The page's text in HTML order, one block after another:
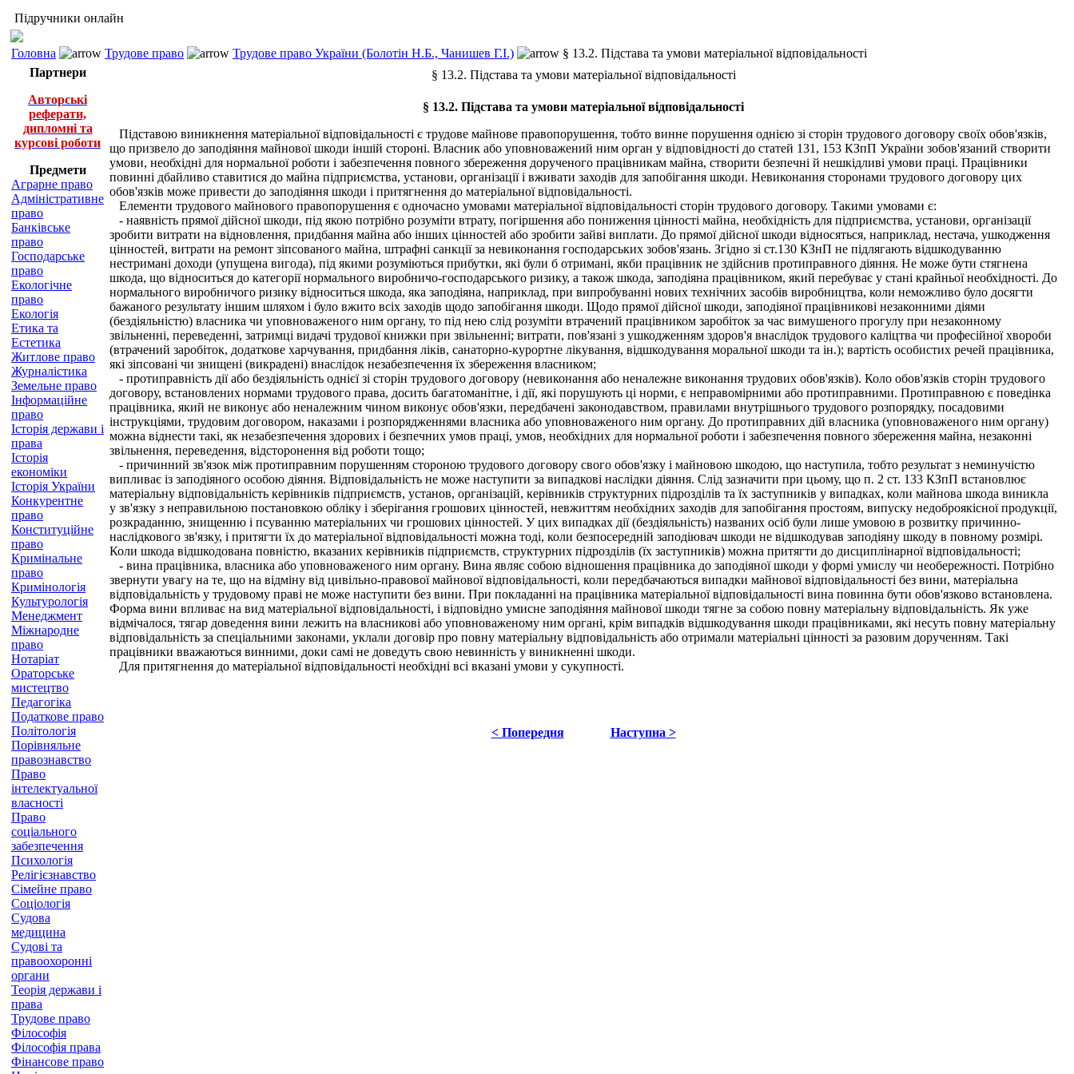
Підручники онлайн
Головна Трудове право Трудове право України (Болотін Н.Б., Чанишев Г.І.)
§ 13.2. Підстава та умови матеріальної відповідальності
Партнери
Авторські
реферати,
дипломні та
курсові роботи
Предмети
Аграрне право
Адміністративне
право
Банківське
право
Господарське
право
Екологічне
право
Екологія
Етика та
Естетика
Житлове право
Журналістика
Земельне право
Інформаційне
право
Історія держави і
права
Історія
економіки
Історія України
Конкурентне
право
Конституційне
право
Кримінальне
право
Кримінологія
Культурологія
Менеджмент
Міжнародне
право
Нотаріат
Ораторське
мистецтво
Педагогіка
Податкове право
Політологія
Порівняльне
правознавство
Право
інтелектуальної
власності
Право
соціального
забезпечення
Психологія
Релігієзнавство
Сімейне право
Соціологія
Судова
медицина
Судові та
правоохоронні
органи
Теорія держави і
права
Трудове право
Філософія
Філософія права
Фінансове право
§ 13.2. Підстава та умови матеріальної відповідальності
§ 13.2. Підстава та умови матеріальної відповідальності
Підставою виникнення матеріальної відповідальності є трудове майнове правопорушення, тобто винне порушення однією зі сторін трудового договору своїх обов'язків,
що призвело до заподіяння майнової шкоди іншій стороні. Власник або уповноважений ним орган у відповідності до статей 131, 153 КЗпП України зобов'язаний створити
умови, необхідні для нормальної роботи і забезпечення повного збереження дорученого працівникам майна, створити безпечні й нешкідливі умови праці. Працівники
повинні дбайливо ставитися до майна підприємства, установи, організації і вживати заходів для запобігання шкоди. Невиконання сторонами трудового договору цих
обов'язків може привести до заподіяння шкоди і притягнення до матеріальної відповідальності.
Елементи трудового майнового правопорушення є одночасно умовами матеріальної відповідальності сторін трудового договору. Такими умовами є:
- наявність прямої дійсної шкоди, під якою потрібно розуміти втрату, погіршення або пониження цінності майна, необхідність для підприємства, установи, організації
зробити витрати на відновлення, придбання майна або інших цінностей або зробити зайві виплати. До прямої дійсної шкоди відносяться, наприклад, нестача, ушкодження
цінностей, витрати на ремонт зіпсованого майна, штрафні санкції за невиконання господарських зобов'язань. Згідно зі ст.130 КЗнП не підлягають відшкодуванню
нестримані доходи (упущена вигода), під якими розуміються прибутки, які були б отримані, якби працівник не здійснив протиправного діяння. Не може бути стягнена
шкода, що відноситься до категорії нормального виробничо-господарського ризику, а також шкода, заподіяна працівником, який перебуває у стані крайньої необхідності. До
нормального виробничого ризику відноситься шкода, яка заподіяна, наприклад, при випробуванні нових технічних засобів виробництва, коли неможливо було досягти
бажаного результату іншим шляхом і було вжито всіх заходів щодо запобігання шкоди. Щодо прямої дійсної шкоди, заподіяної працівникові незаконними діями
(бездіяльністю) власника чи уповноваженого ним органу, то під нею слід розуміти втрачений працівником заробіток за час вимушеного прогулу при незаконному
звільненні, переведенні, затримці видачі трудової книжки при звільненні; витрати, пов'язані з ушкодженням здоров'я внаслідок трудового каліцтва чи професійної хвороби
(втрачений заробіток, додаткове харчування, придбання ліків, санаторно-курортне лікування, відшкодування моральної шкоди та ін.); вартість особистих речей працівника,
які зіпсовані чи знищені (викрадені) внаслідок незабезпечення їх збереження власником;
- протиправність дії або бездіяльність однієї зі сторін трудового договору (невиконання або неналежне виконання трудових обов'язків). Коло обов'язків сторін трудового
договору, встановлених нормами трудового права, досить багатоманітне, і дії, які порушують ці норми, є неправомірними або протиправними. Протиправною є поведінка
працівника, який не виконує або неналежним чином виконує обов'язки, передбачені законодавством, правилами внутрішнього трудового розпорядку, посадовими
інструкціями, трудовим договором, наказами і розпорядженнями власника або уповноваженого ним органу. До протиправних дій власника (уповноваженого ним органу)
можна віднести такі, як незабезпечення здорових і безпечних умов праці, умов, необхідних для нормальної роботи і забезпечення повного збереження майна, незаконні
звільнення, переведення, відсторонення від роботи тощо;
- причинний зв'язок між протиправним порушенням стороною трудового договору свого обов'язку і майновою шкодою, що наступила, тобто результат з неминучістю
випливає із заподіяного особою діяння. Відповідальність не може наступити за випадкові наслідки діяння. Слід зазначити при цьому, що п. 2 ст. 133 КЗпП встановлює
матеріальну відповідальність керівників підприємств, установ, організацій, керівників структурних підрозділів та їх заступників у випадках, коли майнова шкода виникла
у зв'язку з неправильною постановкою обліку і зберігання грошових цінностей, невжиттям необхідних заходів для запобігання простоям, випуску недоброякісної продукції,
розкраданню, знищенню і псуванню матеріальних чи грошових цінностей. У цих випадках дії (бездіяльність) названих осіб були лише умовою в розвитку причинно-
наслідкового зв'язку, і притягти їх до матеріальної відповідальності можна тоді, коли безпосередній заподіювач шкоди не відшкодував заподіяну шкоду в повному розмірі.
Коли шкода відшкодована повністю, вказаних керівників підприємств, структурних підрозділів (їх заступників) можна притягти до дисциплінарної відповідальності;
- вина працівника, власника або уповноваженого ним органу. Вина являє собою відношення працівника до заподіяної шкоди у формі умислу чи необережності. Потрібно
звернути увагу на те, що на відміну від цивільно-правової майнової відповідальності, коли передбачаються випадки майнової відповідальності без вини, матеріальна
відповідальність у трудовому праві не може наступити без вини. При покладанні на працівника матеріальної відповідальності вина повинна бути обов'язково встановлена.
Форма вини впливає на вид матеріальної відповідальності, і відповідно умисне заподіяння майнової шкоди тягне за собою повну матеріальну відповідальність. Як уже
відмічалося, тягар доведення вини лежить на власникові або уповноваженому ним органі, крім випадків відшкодування шкоди працівниками, які несуть повну матеріальну
відповідальність за спеціальними законами, уклали договір про повну матеріальну відповідальність або отримали матеріальні цінності за разовим дорученням. Такі
працівники вважаються винними, доки самі не доведуть свою невинність у виникненні шкоди.
Для притягнення до матеріальної відповідальності необхідні всі вказані умови у сукупності.
< Попередня Наступна >